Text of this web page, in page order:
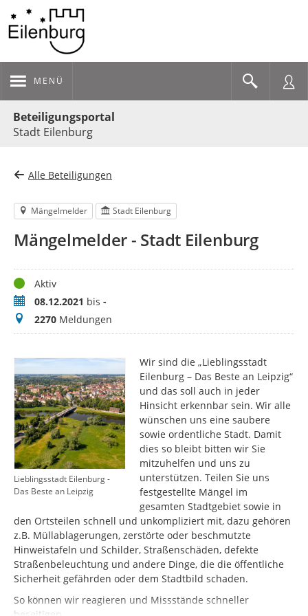
MENÜ
Beteiligungsportal
Stadt Eilenburg
Alle Beteiligungen
Mängelmelder Stadt Eilenburg
Mängelmelder - Stadt Eilenburg
StatusAktiv
Zeitraum08.12.2021 bis -
Meldungen
2270 Meldungen
Lieblingsstadt Eilenburg -
Das Beste an Leipzig
Wir sind die „Lieblingsstadt
Eilenburg – Das Beste an Leipzig“
und das soll auch in jeder
Hinsicht erkennbar sein. Wir alle
wünschen uns eine saubere
sowie ordentliche Stadt. Damit
dies so bleibt bitten wir Sie
mitzuhelfen und uns zu
unterstützen. Teilen Sie uns
festgestellte Mängel im
gesamten Stadtgebiet sowie in
den Ortsteilen schnell und unkompliziert mit, dazu gehören
z.B. Müllablagerungen, zerstörte oder beschmutzte
Hinweistafeln und Schilder, Straßenschäden, defekte
Straßenbeleuchtung und andere Dinge, die die öffentliche
Sicherheit gefährden oder dem Stadtbild schaden.
So können wir reagieren und Missstände schneller